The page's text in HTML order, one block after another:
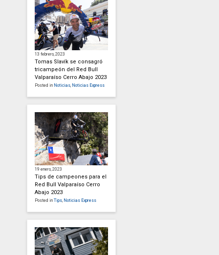
13 febrero, 2023
Tomas Slavík se consagró
tricampeón del Red Bull
Valparaíso Cerro Abajo 2023
Posted in Noticias, Noticias Express
19 enero, 2023
Tips de campeones para el
Red Bull Valparaíso Cerro
Abajo 2023
Posted in Tips, Noticias Express